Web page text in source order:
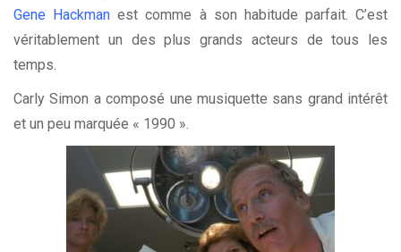
Gene Hackman est comme à son habitude parfait. C’est
véritablement un des plus grands acteurs de tous les
temps.
Carly Simon a composé une musiquette sans grand intérêt
et un peu marquée « 1990 ».